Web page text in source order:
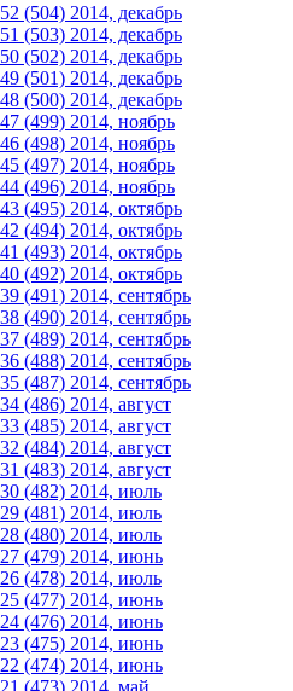
(504) 2014, декабрь
(503) 2014, декабрь
(502) 2014, декабрь
(501) 2014, декабрь
(500) 2014, декабрь
(499) 2014, ноябрь
(498) 2014, ноябрь
(497) 2014, ноябрь
(496) 2014, ноябрь
(495) 2014, октябрь
(494) 2014, октябрь
(493) 2014, октябрь
(492) 2014, октябрь
(491) 2014, сентябрь
(490) 2014, сентябрь
(489) 2014, сентябрь
(488) 2014, сентябрь
(487) 2014, сентябрь
(486) 2014, август
(485) 2014, август
(484) 2014, август
(483) 2014, август
(482) 2014, июль
(481) 2014, июль
(480) 2014, июль
(479) 2014, июнь
(478) 2014, июль
(477) 2014, июнь
(476) 2014, июнь
(475) 2014, июнь
(474) 2014, июнь
(473) 2014, май